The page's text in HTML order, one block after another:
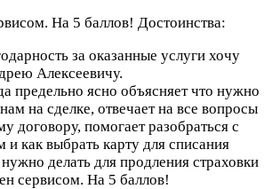
На 5 баллов! Достоинства:
за оказанные услуги хочу
Алексеевичу.
предельно ясно объясняет что нужно
на сделке, отвечает на все вопросы
договору, помогает разобраться с
как выбрать карту для списания
делать для продления страховки
сервисом. На 5 баллов!